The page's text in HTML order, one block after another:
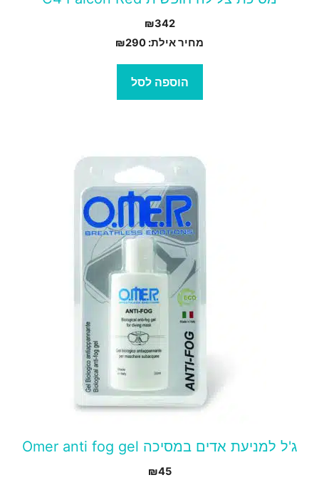
₪342
מחיר אילת:
₪290
הוספה לסל
ג'ל למניעת אדים במסיכה Omer anti fog gel
₪45